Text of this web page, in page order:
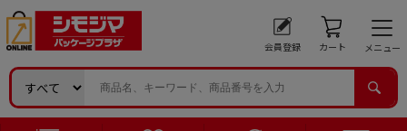
会員登録 カート メニュー